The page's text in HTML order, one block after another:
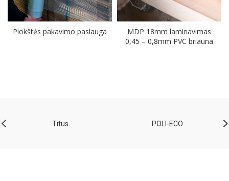
Plokštės pakavimo paslauga
MDP 18mm laminavimas
0,45 – 0,8mm PVC briauna
Titus POLI-ECO